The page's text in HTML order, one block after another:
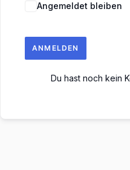
Angemeldet bleiben
ANMELDEN
Du hast noch kein